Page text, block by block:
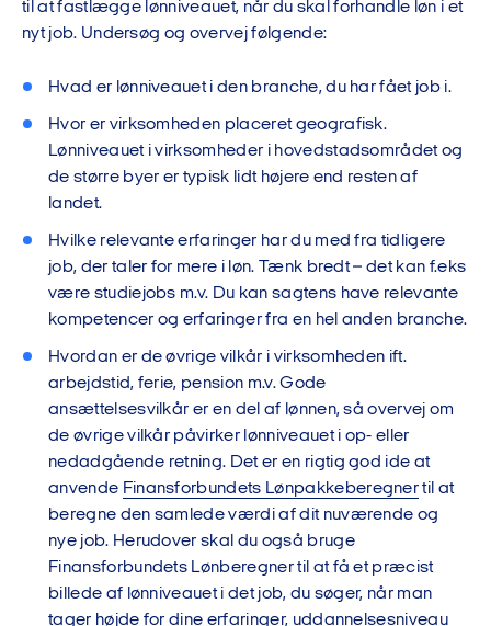
til at fastlægge lønniveauet, når du skal forhandle løn i et
nyt job. Undersøg og overvej følgende:
Hvad er lønniveauet i den branche, du har fået job i.
Hvor er virksomheden placeret geografisk.
Lønniveauet i virksomheder i hovedstadsområdet og
de større byer er typisk lidt højere end resten af
landet.
Hvilke relevante erfaringer har du med fra tidligere
job, der taler for mere i løn. Tænk bredt – det kan f.eks
være studiejobs m.v. Du kan sagtens have relevante
kompetencer og erfaringer fra en hel anden branche.
Hvordan er de øvrige vilkår i virksomheden ift.
arbejdstid, ferie, pension m.v. Gode
ansættelsesvilkår er en del af lønnen, så overvej om
de øvrige vilkår påvirker lønniveauet i op- eller
nedadgående retning. Det er en rigtig god ide at
anvende Finansforbundets Lønpakkeberegnertil at
beregne den samlede værdi af dit nuværende og
nye job. Herudover skal du også bruge
Finansforbundets Lønberegner til at få et præcist
billede af lønniveauet i det job, du søger, når man
tager højde for dine erfaringer, uddannelsesniveau